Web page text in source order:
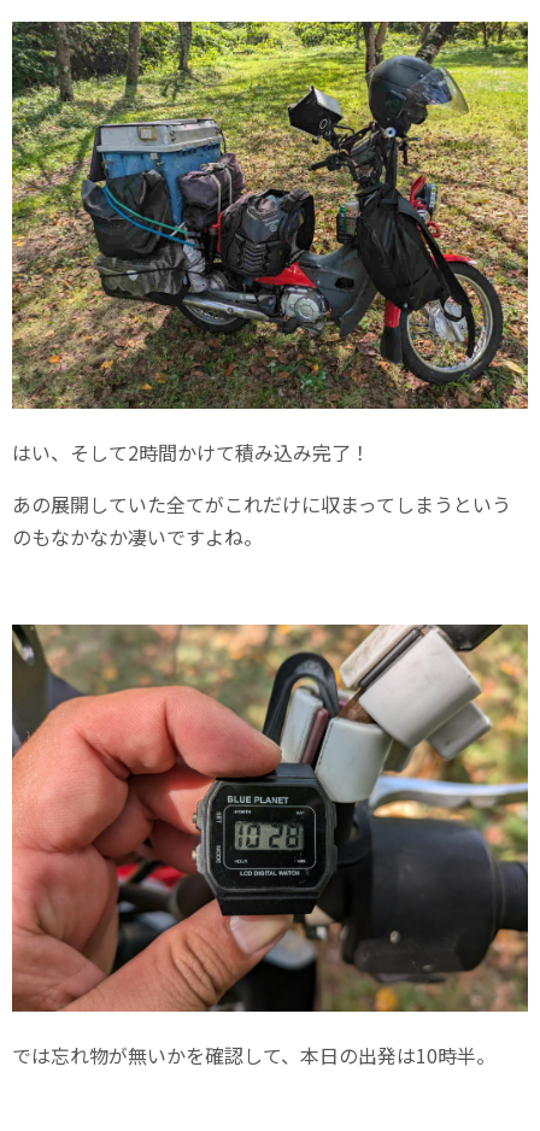
はい、そして2時間かけて積み込み完了！
あの展開していた全てがこれだけに収まってしまうという
のもなかなか凄いですよね。
では忘れ物が無いかを確認して、本日の出発は10時半。